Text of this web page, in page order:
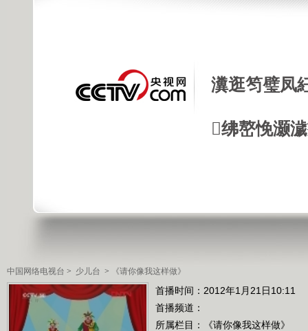
瀵逛笉璧凤
绋嶅悗灏
中国网络电视台 > 少儿台 > 《请你像我这样做》
首播时间：2012年1月21日10:11
首播频道：
所属栏目：
《请你像我这样做》